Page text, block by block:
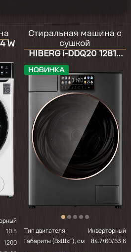
только 20и 40, на быстрой
800, очень
реально
вручную, если
то воды очень мало
20.
выбором
2024-05-07
W
10.5
1200
Стиральная машина с
сушкой
HIBERG i-DDQ20 12814
Тип двигателя:
Инверторный
Габариты (ВхШхГ), см
84.7/60/63.6